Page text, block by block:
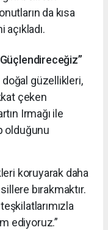
da kısa
doğal güzellikleri,
çeken
Irmağı ile
olduğunu
koruyarak daha
bırakmaktır.
ediyoruz.”